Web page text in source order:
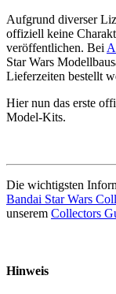
Aufgrund diverser
offiziell keine
veröffentlichen. Bei
Star Wars
Lieferzeiten bestellt
Hier nun das erste
Model-Kits.
Die wichtigsten
Bandai Star Wars
unserem Collectors
Hinweis